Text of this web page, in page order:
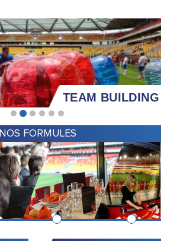
TEAM BUILDING
NOS FORMULES